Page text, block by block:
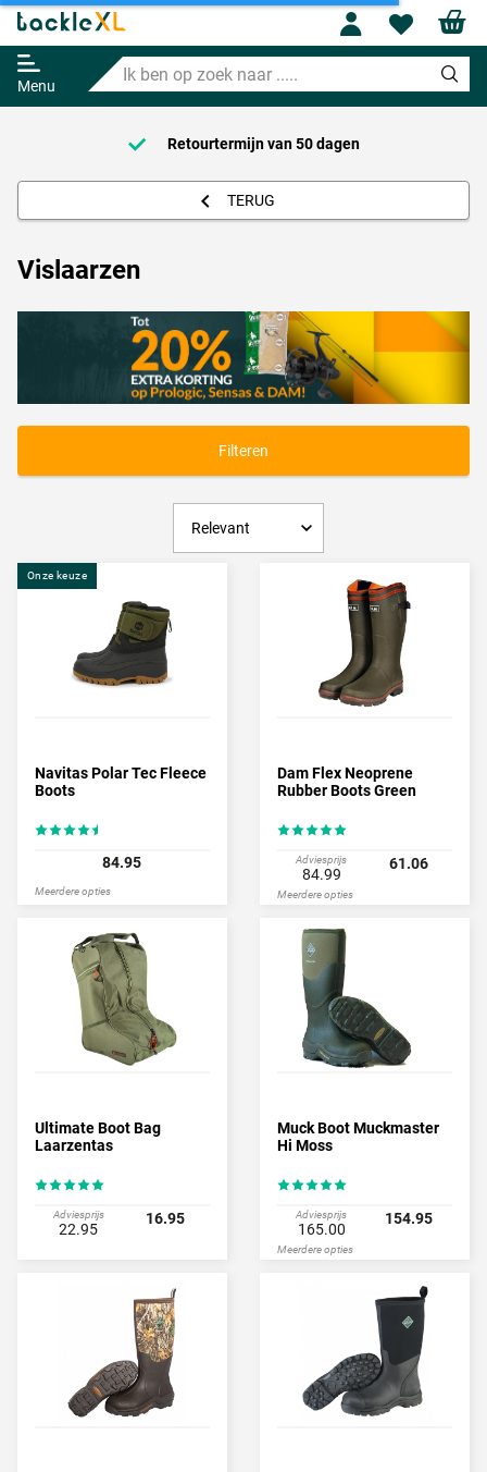
Menu
Ik
ben
op
naar
Profile
Retourtermijn van 50 dagen
TERUG
Vislaarzen
Filteren
Onze keuze
Navitas Polar Tec Fleece
Boots
84.95
Meerdere opties
Dam Flex Neoprene
Rubber Boots Green
Adviesprijs
84.99
61.06
Meerdere opties
Ultimate Boot Bag
Laarzentas
Adviesprijs
22.95
16.95
Muck Boot Muckmaster
Hi Moss
Adviesprijs
165.00
154.95
Meerdere opties